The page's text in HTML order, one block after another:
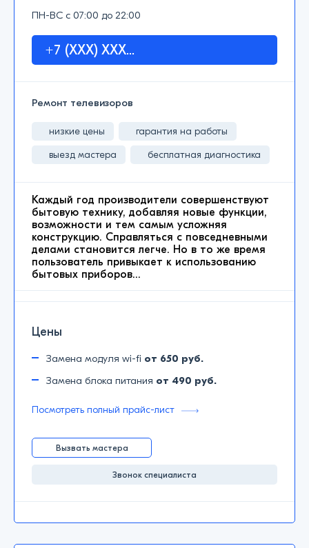
+7 (XXX) XXX...
ПН-ВС с 07:00 до 22:00
Ремонт телевизоров
низкие цены
гарантия на работы
выезд мастера
бесплатная диагностика
Каждый год производители совершенствуют
бытовую технику, добавляя новые функции,
возможности и тем самым усложняя
конструкцию. Справляться с повседневными
делами становится легче. Но в то же время
пользователь привыкает к использованию
бытовых приборов…
Цены
Замена модуля wi-fi от 650 руб.
Замена блока питания от 490 руб.
Посмотреть полный прайс-лист
Вызвать мастера
Звонок специалиста